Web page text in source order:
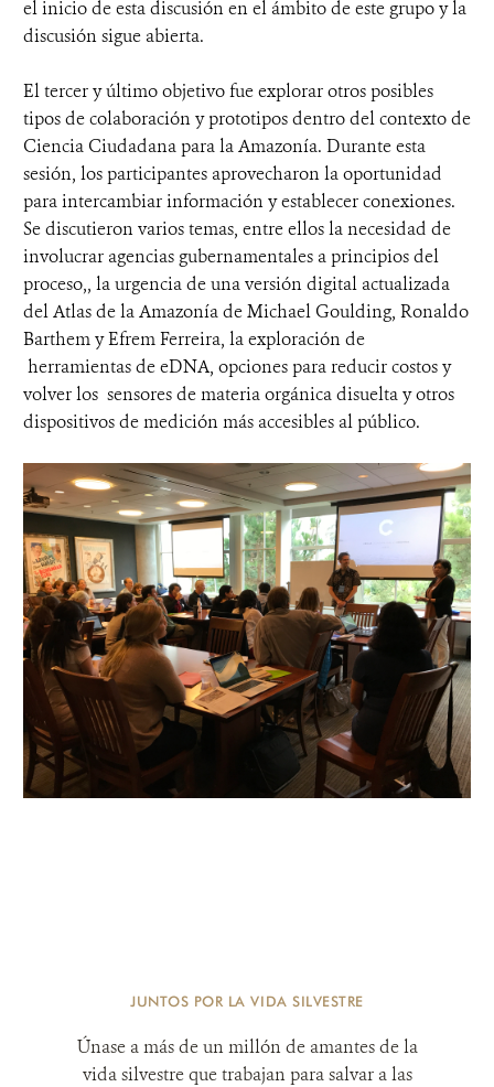
el inicio de esta discusión en el ámbito de este grupo y la
discusión sigue abierta.
El tercer y último objetivo fue explorar otros posibles
tipos de colaboración y prototipos dentro del contexto de
Ciencia Ciudadana para la Amazonía. Durante esta
sesión, los participantes aprovecharon la oportunidad
para intercambiar información y establecer conexiones.
Se discutieron varios temas, entre ellos la necesidad de
involucrar agencias gubernamentales a principios del
proceso,, la urgencia de una versión digital actualizada
del Atlas de la Amazonía de Michael Goulding, Ronaldo
Barthem y Efrem Ferreira, la exploración de
herramientas de eDNA, opciones para reducir costos y
volver los sensores de materia orgánica disuelta y otros
dispositivos de medición más accesibles al público.
JUNTOS POR LA VIDA SILVESTRE
Únase a más de un millón de amantes de la
vida silvestre que trabajan para salvar a las